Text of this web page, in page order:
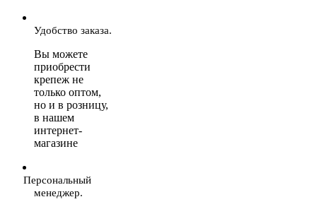
Удобство заказа.
Вы можете
приобрести
крепеж не
только оптом,
но и в розницу,
в нашем
интернет-
магазине
Персональный
менеджер.